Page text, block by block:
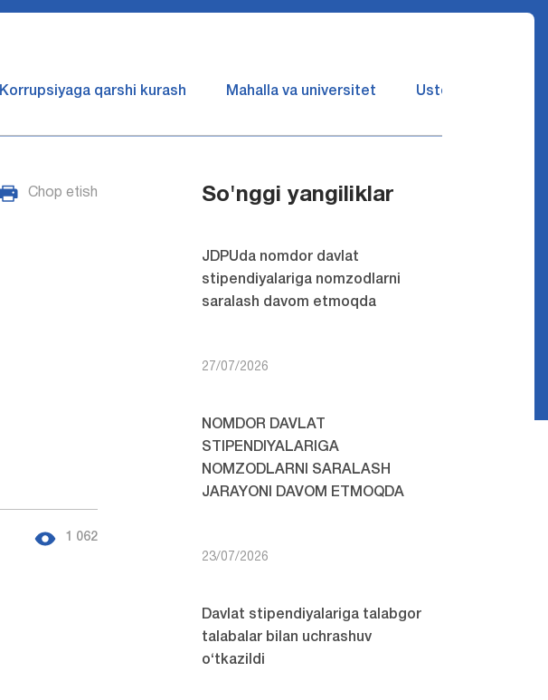
Korrupsiyaga qarshi kurash Mahalla va universitet Ustozlar suhbatin
Chop etish
1 062
So'nggi yangiliklar
JDPUda nomdor davlat
stipendiyalariga nomzodlarni
saralash davom etmoqda
27/07/2026
NOMDOR DAVLAT
STIPENDIYALARIGA
NOMZODLARNI SARALASH
JARAYONI DAVOM ETMOQDA
23/07/2026
Davlat stipendiyalariga talabgor
talabalar bilan uchrashuv
o‘tkazildi